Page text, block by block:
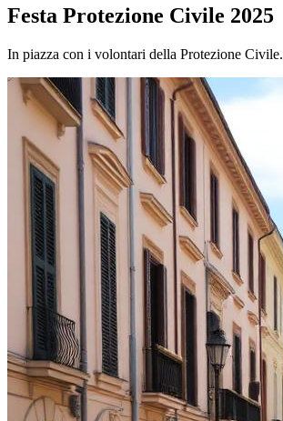
Festa Protezione Civile 2025
In piazza con i volontari della Protezione Civile.